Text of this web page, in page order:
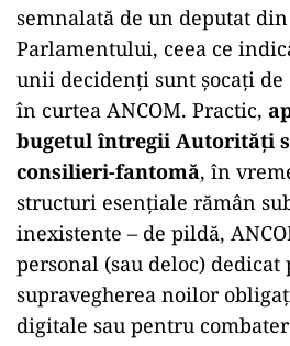
semnalată de un deputat
Parlamentului, ceea ce
unii decidenți sunt șocați de
în curtea ANCOM. Practic,
bugetul întregii Autorități
consilieri-fantomă, în
structuri esențiale rămân
inexistente – de pildă,
personal (sau deloc) dedicat
supravegherea noilor
digitale sau pentru